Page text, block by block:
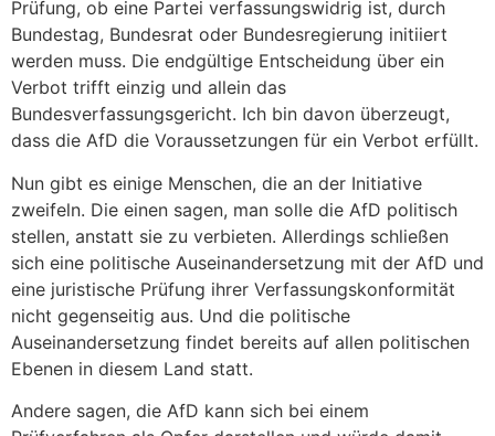
Prüfung, ob eine Partei verfassungswidrig ist, durch
Bundestag, Bundesrat oder Bundesregierung initiiert
werden muss. Die endgültige Entscheidung über ein
Verbot trifft einzig und allein das
Bundesverfassungsgericht. Ich bin davon überzeugt,
dass die AfD die Voraussetzungen für ein Verbot erfüllt.
Nun gibt es einige Menschen, die an der Initiative
zweifeln. Die einen sagen, man solle die AfD politisch
stellen, anstatt sie zu verbieten. Allerdings schließen
sich eine politische Auseinandersetzung mit der AfD und
eine juristische Prüfung ihrer Verfassungskonformität
nicht gegenseitig aus. Und die politische
Auseinandersetzung findet bereits auf allen politischen
Ebenen in diesem Land statt.
Andere sagen, die AfD kann sich bei einem